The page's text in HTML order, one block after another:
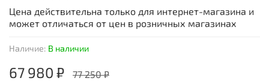
Наличие: В наличии
67 980 ₽ 77 250 ₽
Цена действительна только для интернет-магазина и
может отличаться от цен в розничных магазинах